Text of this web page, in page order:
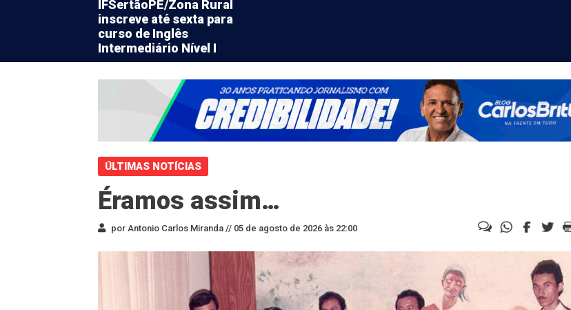
IFSertãoPE/Zona Rural
inscreve até sexta para
curso de Inglês
Intermediário Nível I
ÚLTIMAS NOTÍCIAS
Éramos assim…
por Antonio Carlos Miranda // 05 de agosto de 2026 às 22:00